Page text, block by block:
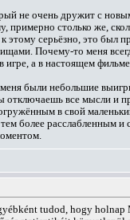
не очень дружит с
столько же,
серьёзно, это был
Почему-то меня
а в настоящем фильме,
меня были небольшие
все мысли и
в свой
более расслабленным
tudod, hogy holnap